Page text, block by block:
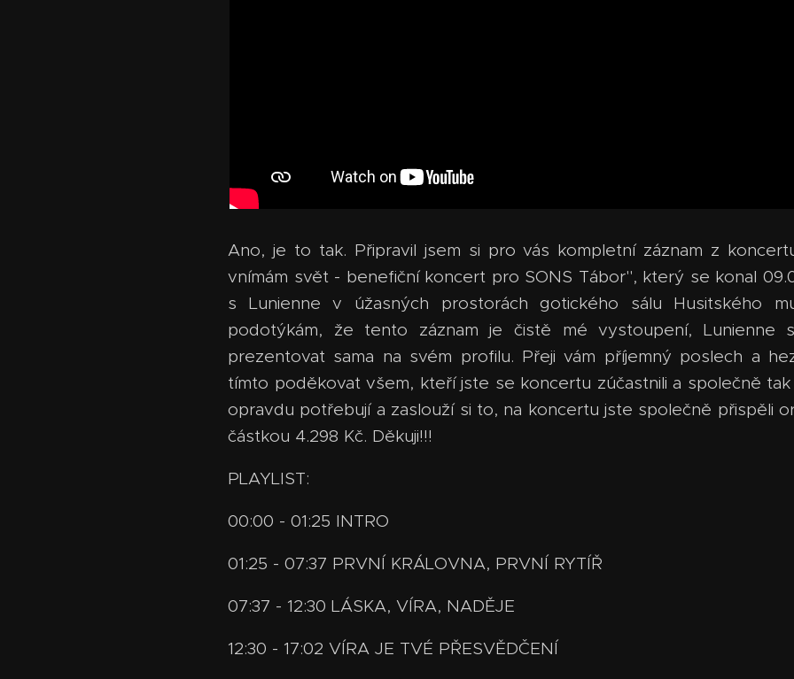
Ano, je to tak. Připravil jsem si pro vás kompletní záznam z
vnímám svět - benefiční koncert pro SONS Tábor", který se konal
s Lunienne v úžasných prostorách gotického sálu Husitského
podotýkám, že tento záznam je čistě mé vystoupení, Lunienne
prezentovat sama na svém profilu. Přeji vám příjemný poslech a
tímto poděkovat všem, kteří jste se koncertu zúčastnili a společně
opravdu potřebují a zaslouží si to, na koncertu jste společně přispěli
částkou 4.298 Kč. Děkuji!!!
PLAYLIST:
00:00 - 01:25 INTRO
01:25 - 07:37 PRVNÍ KRÁLOVNA, PRVNÍ RYTÍŘ
07:37 - 12:30 LÁSKA, VÍRA, NADĚJE
12:30 - 17:02 VÍRA JE TVÉ PŘESVĚDČENÍ